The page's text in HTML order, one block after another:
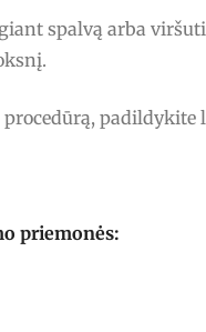
spalvą arba
procedūrą,
priemonės: